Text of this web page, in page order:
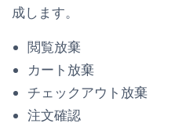
成します。
閲覧放棄
カート放棄
チェックアウト放棄
注文確認